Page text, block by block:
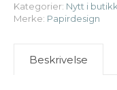
Kategorier: Nytt i
Merke: Papirdesign
Beskrivelse